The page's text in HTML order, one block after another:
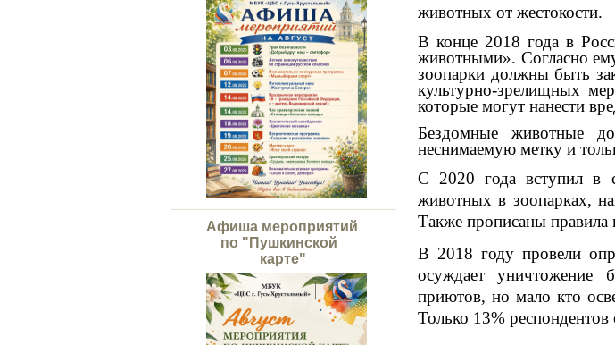
Афиша мероприятий
по "Пушкинской
карте"
животных от жестокости.
В конце 2018 года в
животными». Согласно
зоопарки должны быть
культурно-зрелищных
которые могут нанести
Бездомные животные
неснимаемую метку и
С 2020 года вступил в
животных в зоопарках,
Также прописаны правила
В 2018 году провели
осуждает
приютов, но мало кто
Только 13%